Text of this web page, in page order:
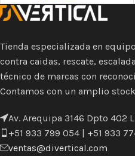
Tienda especializada en
contra caidas, rescate,
técnico de marcas con
Contamos con un amplio
Av. Arequipa 3146 Dpto 402
+51 933 799 054 | +51 933
ventas@divertical.com